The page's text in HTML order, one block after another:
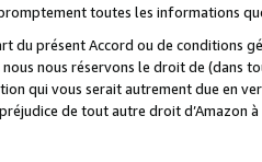
toutes les informations
du présent Accord ou de conditions
nous réservons le droit de (dans
qui vous serait autrement due en
de tout autre droit